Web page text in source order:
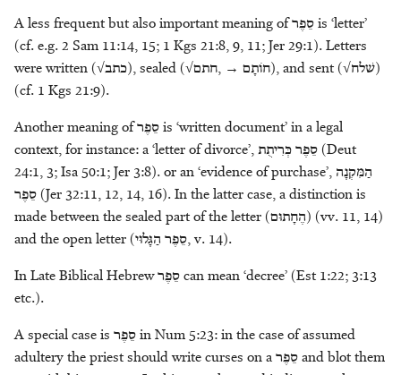
A less frequent but also important meaning ofסֵפֶרis ‘letter’
(cf. e.g. 2 Sam 11:14, 15; 1 Kgs 21:8, 9, 11; Jer 29:1). Letters
were written (√כתב), sealed (√חתם, → חֹותָם), and sent (√שׁלח)
(cf. 1 Kgs 21:9).
Another meaning ofסֵפֶרis ‘written document’ in a legal
context, for instance: a ‘letter of divorce’,כְּרִיתֻתסֵפֶר(Deut
24:1, 3; Isa 50:1; Jer 3:8). or an ‘evidence of purchase’, הַמִּקְנָה
סֵפֶר(Jer 32:11, 12, 14, 16). In the latter case, a distinction is
made between the sealed part of the letter (הֶחָתוּם) (vv. 11, 14)
and the open letter (הַגָּלוּי סֵפֶר, v. 14).
In Late Biblical Hebrewסֵפֶרcan mean ‘decree’ (Est 1:22; 3:13
etc.).
A special case is סֵפֶרin Num 5:23: in the case of assumed
adultery the priest should write curses on aסֵפֶרand blot them